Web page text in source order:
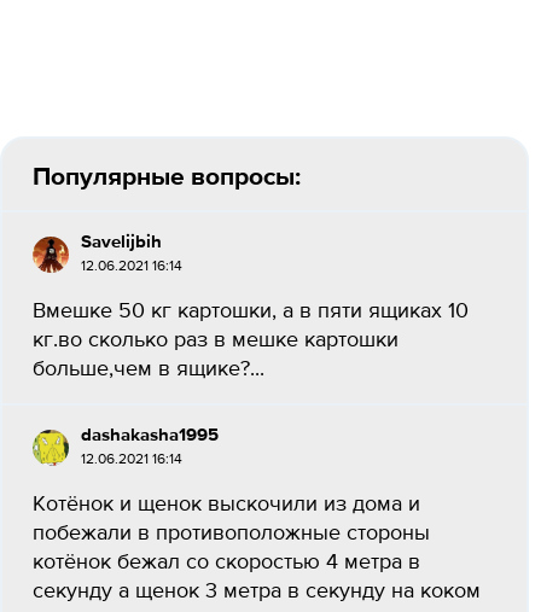
Популярные вопросы:
Savelijbih
12.06.2021 16:14
Вмешке 50 кг картошки, а в пяти ящиках 10
кг.во сколько раз в мешке картошки
больше,чем в ящике?...
dashakasha1995
12.06.2021 16:14
Котёнок и щенок выскочили из дома и
побежали в противоположные стороны
котёнок бежал со скоростью 4 метра в
секунду а щенок 3 метра в секунду на коком